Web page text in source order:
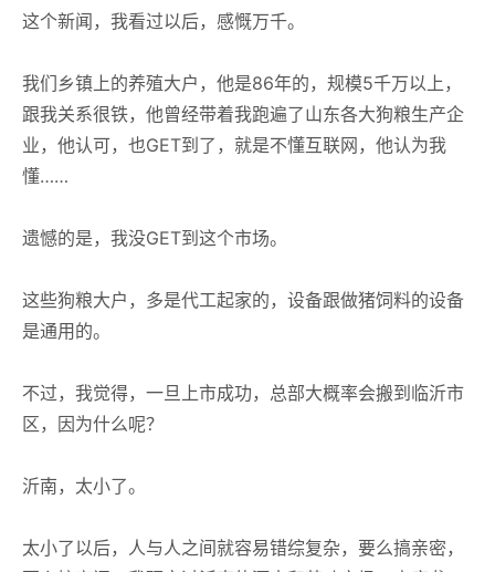
这个新闻，我看过以后，感慨万千。
我们乡镇上的养殖大户，他是86年的，规模5千万以上，
跟我关系很铁，他曾经带着我跑遍了山东各大狗粮生产企
业，他认可，也GET到了，就是不懂互联网，他认为我
懂……
遗憾的是，我没GET到这个市场。
这些狗粮大户，多是代工起家的，设备跟做猪饲料的设备
是通用的。
不过，我觉得，一旦上市成功，总部大概率会搬到临沂市
区，因为什么呢？
沂南，太小了。
太小了以后，人与人之间就容易错综复杂，要么搞亲密，